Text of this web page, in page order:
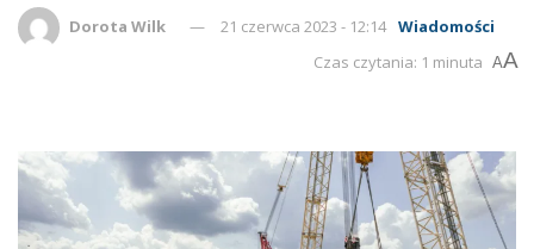
Dorota Wilk 21 czerwca 2023 - 12:14 Wiadomości
Czas czytania: 1 minuta AA